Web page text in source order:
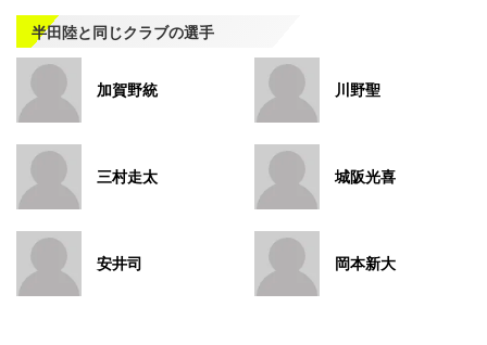
半田陸と同じクラブの選手
加賀野統 川野聖
三村走太 城阪光喜
安井司 岡本新大